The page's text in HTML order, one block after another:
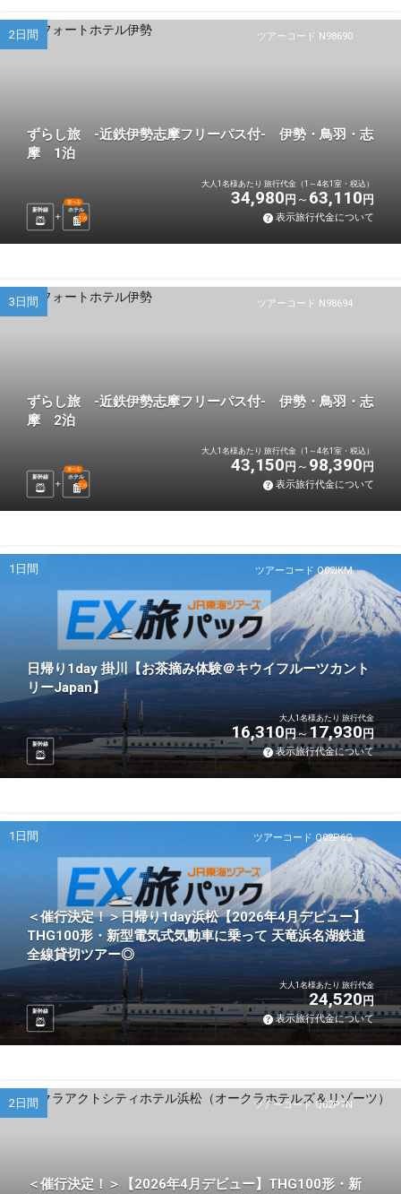
ツアーコード N98690
2日間
ずらし旅 -近鉄伊勢志摩フリーパス付- 伊勢・鳥羽・志
摩 1泊
新幹線 ホテル
選べる
1 泊
大人1名様あたり 旅行代金（1～4名1室・税込）
34,980 円 63,110 円
表示旅行代金について
ツアーコード N98694
3日間
ずらし旅 -近鉄伊勢志摩フリーパス付- 伊勢・鳥羽・志
摩 2泊
新幹線 ホテル
選べる
2泊
大人1名様あたり 旅行代金（1～4名1室・税込）
43,150 円 98,390 円
表示旅行代金について
ツアーコード Q02IKM
1日間
日帰り1day 掛川【お茶摘み体験＠キウイフルーツカント
リーJapan】
新幹線
大人1名様あたり 旅行代金
16,310円 17,930円
表示旅行代金について
ツアーコード Q02P6G
1日間
＜催行決定！＞日帰り1day浜松【2026年4月デビュー】
THG100形・新型電気式気動車に乗って 天竜浜名湖鉄道
全線貸切ツアー◎
新幹線
大人1名様あたり 旅行代金
24,520円
表示旅行代金について
ツアーコード Q02P7N
2日間
＜催行決定！＞【2026年4月デビュー】THG100形・新